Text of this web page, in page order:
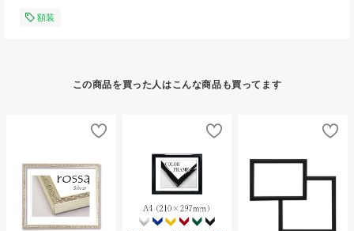
額装
この商品を買った人はこんな商品も買ってます